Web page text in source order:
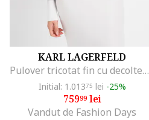
KARL LAGERFELD
Pulover tricotat fin cu decolteu pe un umar, Alb/Negru
Initial: 1.01375 lei -25%
75999lei
Vandut de Fashion Days